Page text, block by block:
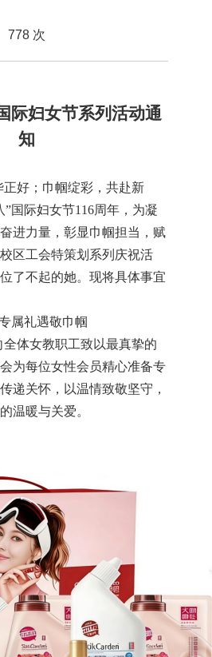
778 次
际妇女节系列活动通
知
好；巾帼绽彩，共赴新
”国际妇女节116周年，为凝
进力量，彰显巾帼担当，赋
区工会特策划系列庆祝活
了不起的她。现将具体事宜
属礼遇敬巾帼
体女教职工致以最真挚的
为每位女性会员精心准备专
递关怀，以温情致敬坚守，
温暖与关爱。